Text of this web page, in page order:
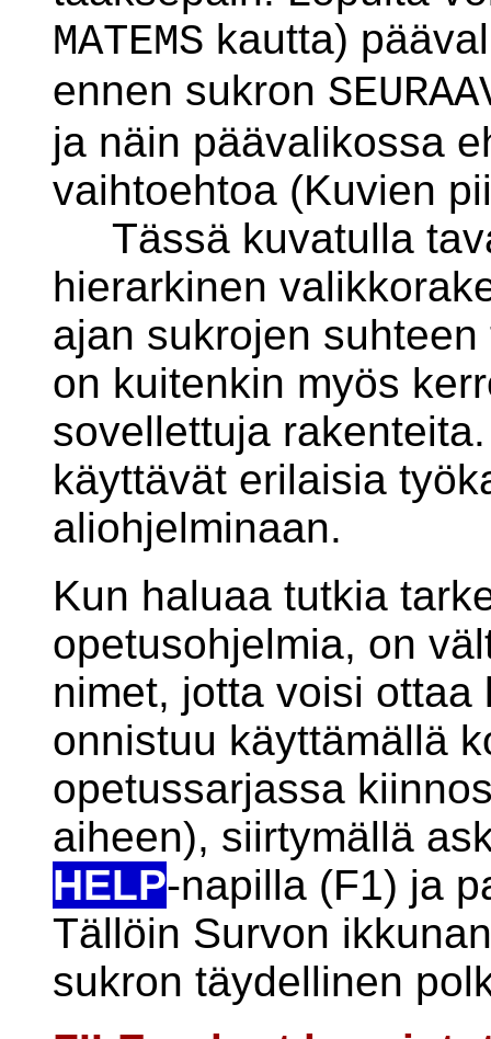
MATEMS kautta)
ennen sukron
ja näin päävalikossa
vaihtoehtoa (Kuvien
Tässä kuvatulla
hierarkinen
ajan sukrojen
on kuitenkin myös
sovellettuja
käyttävät erilaisia
aliohjelminaan.
Kun haluaa tutkia
opetusohjelmia, on
nimet, jotta voisi
onnistuu käyttämällä
opetussarjassa
aiheen), siirtymällä
HELP-napilla (F1) ja
Tällöin Survon
sukron täydellinen